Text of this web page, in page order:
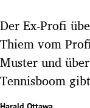
Untermenü
Untermenü
Untermenü
Der Ex-Profi
Thiem vom
Muster und
Tennisboom